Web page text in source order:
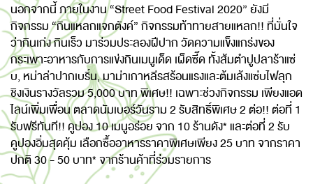
นอกจากนี้ ภายในงาน “Street Food Festival 2020” ยังมี
กิจกรรม “กินแหลกแจกตังค์” กิจกรรมท้าทายสายแหลก!! ที่มั่นใจ
ว่ากินเก่ง กินเร็ว มาร่วมประลองฝีปาก วัดความแข็งแกร่งของ
กระเพาะอาหารกับการแข่งกินเมนูเด็ด เผ็ดซี๊ด ทั้งส้มตำปูปลาร้าแซ่
บ, หม่าล่าปากเบริ์น, มาม่าเกาหลีรสร้อนแรงและต้มเล้งแซ่บไฟลุก
ชิงเงินรางวัลรวม 5,000 บาท พิเศษ!! เฉพาะช่วงกิจกรรม เพียงแอด
ไลน์เพิ่มเพื่อน ตลาดนัมเบอร์วันราม 2 รับสิทธิ์พิเศษ 2 ต่อ!! ต่อที่ 1
รับฟรีทันที!! คูปอง 10 เมนูอร่อย จาก 10 ร้านดัง* และต่อที่ 2 รับ
คูปองอิ่มสุดคุ้ม เลือกซื้ออาหารราคาพิเศษเพียง 25 บาท จากราคา
ปกติ 30 - 50 บาท* จากร้านค้าที่ร่วมรายการ